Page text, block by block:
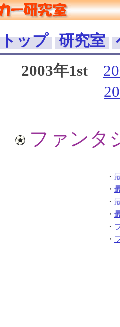
トップ 研究室
2003年1st
ファンタ
・
・
・
・
・
・